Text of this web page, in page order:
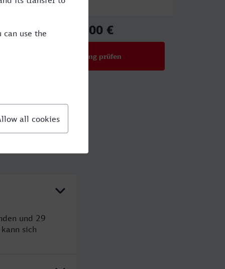
27,00 €
Verbindung prüfen
und 29
sich